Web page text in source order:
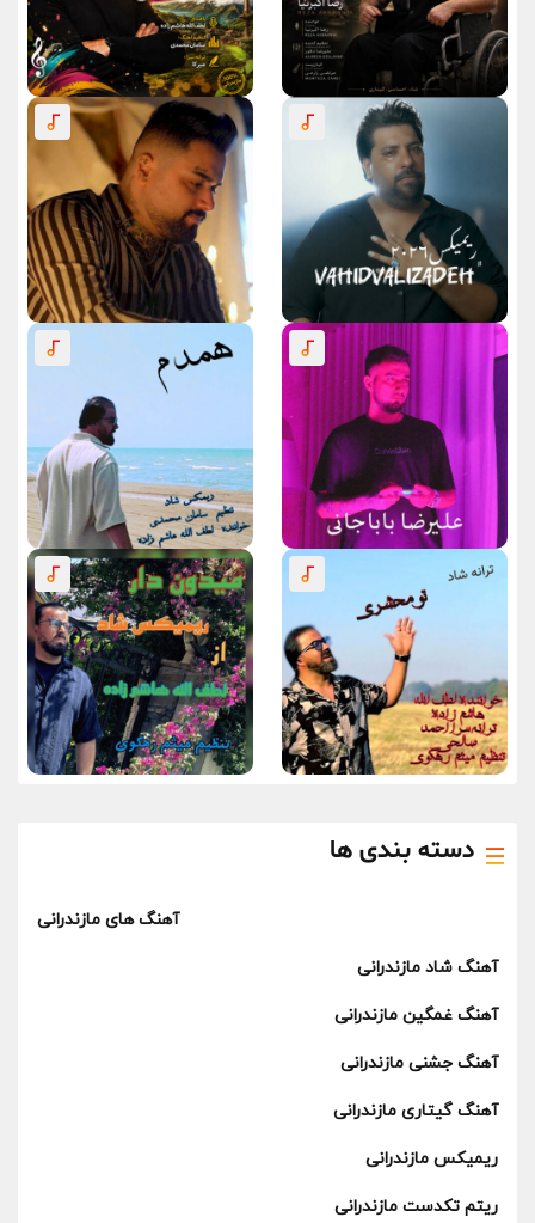
دسته بندی ها
آهنگ های مازندرانی
آهنگ شاد مازندرانی
آهنگ غمگین مازندرانی
آهنگ جشنی مازندرانی
آهنگ گیتاری مازندرانی
ریمیکس مازندرانی
ریتم تکدست مازندرانی